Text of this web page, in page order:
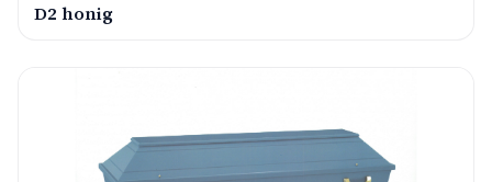
D2 honig